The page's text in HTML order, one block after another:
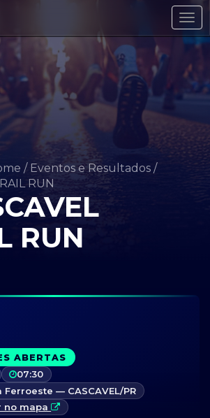
/ Eventos e Resultados /
RUN
RUN
ABERTAS
07:30
— CASCAVEL/PR
no mapa